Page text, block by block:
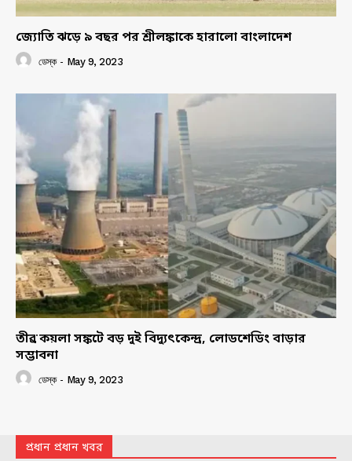
জ্যোতি ঝড়ে ৯ বছর পর শ্রীলঙ্কাকে হারালো বাংলাদেশ
ডেস্ক - May 9, 2023
তীব্র কয়লা সঙ্কটে বড় দুই বিদ্যুৎকেন্দ্র, লোডশেডিং বাড়ার
সম্ভাবনা
ডেস্ক - May 9, 2023
প্রধান প্রধান খবর